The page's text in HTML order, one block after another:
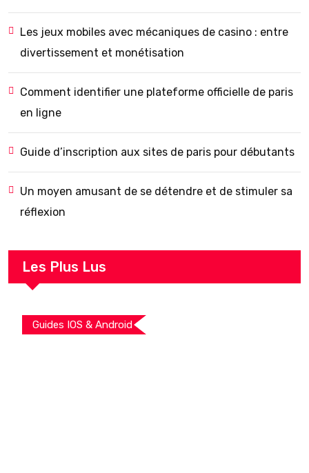
Les jeux mobiles avec mécaniques de casino : entre
divertissement et monétisation
Comment identifier une plateforme officielle de paris
en ligne
Guide d’inscription aux sites de paris pour débutants
Un moyen amusant de se détendre et de stimuler sa
réflexion
Les Plus Lus
Guides IOS & Android